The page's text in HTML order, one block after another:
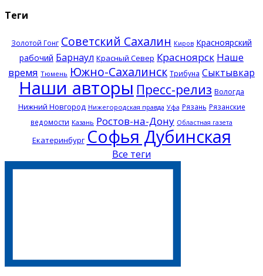
Теги
Золотой Гонг Советский Сахалин Киров Красноярский
рабочий Барнаул Красный Север Красноярск Наше
время Тюмень Южно-Сахалинск Трибуна Сыктывкар
Наши авторы Пресс-релиз Вологда
Нижний Новгород Нижегородская правда Уфа Рязань Рязанские
ведомости Казань Ростов-на-Дону Областная газета
Екатеринбург Софья Дубинская
Все теги